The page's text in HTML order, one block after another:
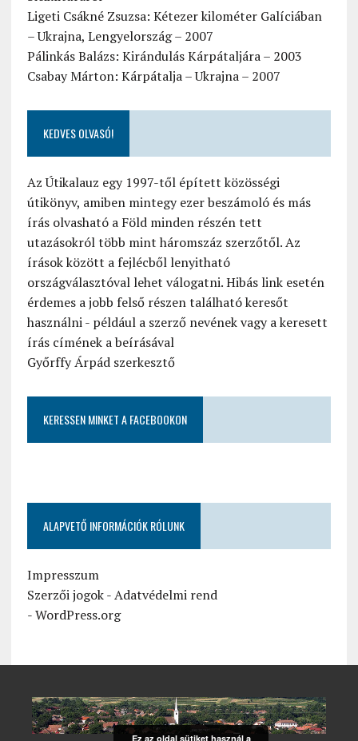
Ligeti Csákné Zsuzsa: Kétezer kilométer Galíciában
– Ukrajna, Lengyelország – 2007
Pálinkás Balázs: Kirándulás Kárpátaljára – 2003
Csabay Márton: Kárpátalja – Ukrajna – 2007
KEDVES OLVASÓ!
Az Útikalauz egy 1997-től épített közösségi
útikönyv, amiben mintegy ezer beszámoló és más
írás olvasható a Föld minden részén tett
utazásokról több mint háromszáz szerzőtől. Az
írások között a fejlécből lenyitható
országválasztóval lehet válogatni. Hibás link esetén
érdemes a jobb felső részen található keresőt
használni - például a szerző nevének vagy a keresett
írás címének a beírásával
Győrffy Árpád szerkesztő
KERESSEN MINKET A FACEBOOKON
ALAPVETŐ INFORMÁCIÓK RÓLUNK
Impresszum
Szerzői jogok-Adatvédelmi rend
-WordPress.org
Ez az oldal sütiket használ a